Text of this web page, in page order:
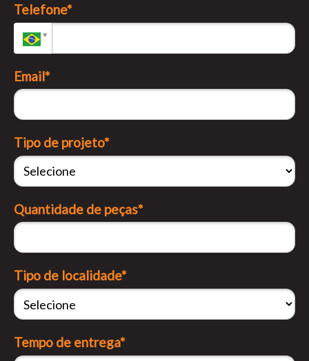
Telefone*
Email*
Tipo de projeto*
Quantidade de peças*
Tipo de localidade*
Tempo de entrega*